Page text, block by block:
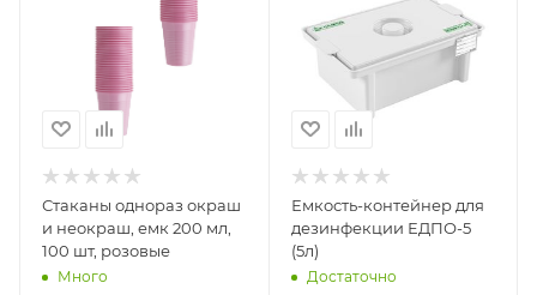
Стаканы однораз окраш
и неокраш, емк 200 мл,
100 шт, розовые
Много
Емкость-контейнер для
дезинфекции ЕДПО-5
(5л)
Достаточно